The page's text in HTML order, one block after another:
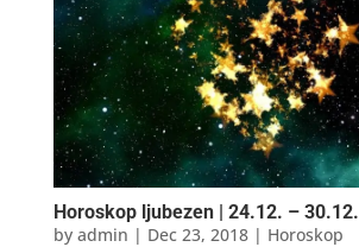
Horoskop ljubezen | 24.12. – 30.12.
by admin | Dec 23, 2018| Horoskop